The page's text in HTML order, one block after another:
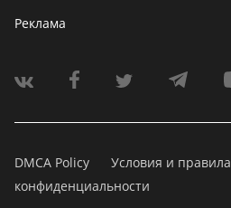
Реклама
DMCA Policy Условия и правила
конфиденциальности